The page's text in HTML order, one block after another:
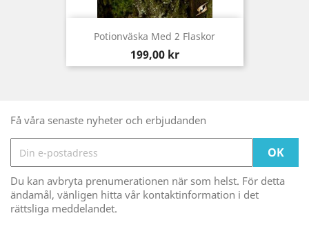
Potionväska Med 2 Flaskor
Pris
199,00 kr
Få våra senaste nyheter och erbjudanden
Du kan avbryta prenumerationen när som helst. För detta
ändamål, vänligen hitta vår kontaktinformation i det
rättsliga meddelandet.